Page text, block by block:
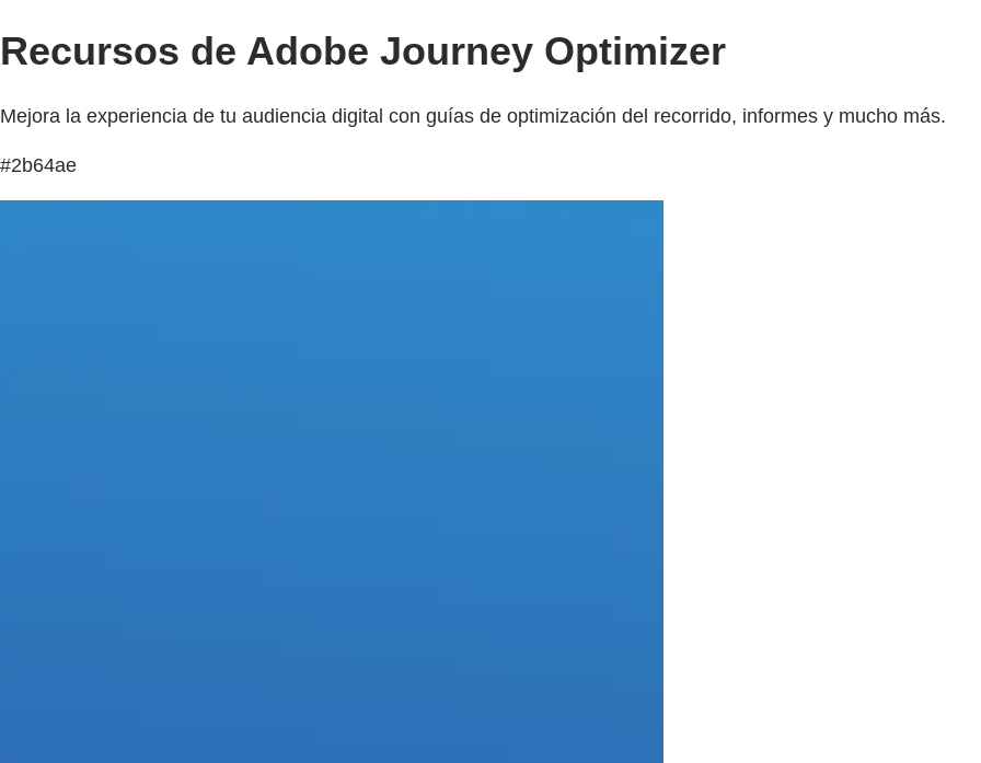
Recursos de Adobe Journey Optimizer
Mejora la experiencia de tu audiencia digital con guías de optimización del recorrido, informes y mucho más.
#2b64ae